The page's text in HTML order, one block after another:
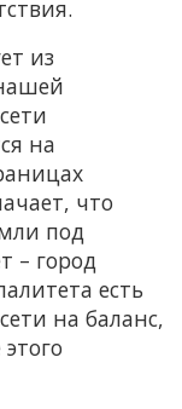
из
на
что
под
– город
есть
на баланс,